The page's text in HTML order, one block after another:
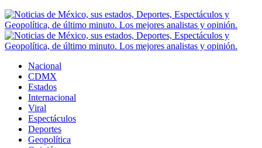
Nacional
CDMX
Estados
Internacional
Viral
Espectáculos
Deportes
Geopolítica